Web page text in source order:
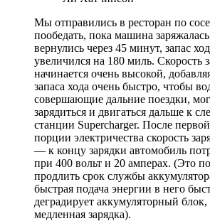
Мы отправились в ресторан по
пообедать, пока машина
вернулись через 45 минут, запас
увеличился на 180 миль. Скорость
начинается очень высокой,
запаса хода очень быстро, чтобы
совершающие дальние поездки,
зарядиться и двигаться дальше к
станции Supercharger. После
порции электричества скорость
— к концу зарядки автомобиль
при 400 вольт и 20 амперах. (Это
продлить срок службы
быстрая подача энергии в него
деградирует аккумуляторный блок,
медленная зарядка).